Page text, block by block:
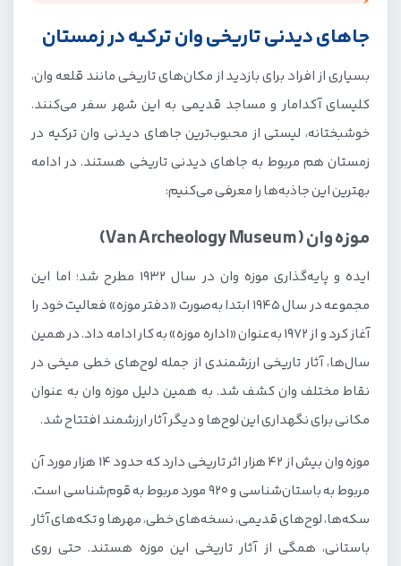
جاهای دیدنی تاریخی وان ترکیه در زمستان
بسیاری از افراد برای بازدید از مکان‌های تاریخی مانند قلعه وان،
کلیسای آکدامار و مساجد قدیمی به این شهر سفر می‌کنند.
خوشبختانه، لیستی از محبوب‌ترین جاهای دیدنی وان ترکیه در
زمستان هم مربوط به جاهای دیدنی تاریخی هستند. در ادامه
بهترین این جاذبه‌ها را معرفی می‌کنیم:
موزه وان (Van Archeology Museum)
ایده و پایه‌گذاری موزه وان در سال 1932 مطرح شد؛ اما این
مجموعه در سال 1945 ابتدا به‌صورت «دفتر موزه» فعالیت خود را
آغاز کرد و از 1972 به‌عنوان «اداره موزه» به کار ادامه داد. در همین
سال‌ها، آثار تاریخی ارزشمندی از جمله لوح‌های خطی میخی در
نقاط مختلف وان کشف شد. به همین دلیل موزه وان به عنوان
مکانی برای نگهداری این لوح‌ها و دیگر آثار ارزشمند افتتاح شد.
موزه وان بیش از 42 هزار اثر تاریخی دارد که حدود 14 هزار مورد آن
مربوط به باستان‌شناسی و 920 مورد مربوط به قوم‌شناسی است.
سکه‌ها، لوح‌های قدیمی، نسخه‌های خطی، مهرها و تکه‌های آثار
باستانی، همگی از آثار تاریخی این موزه هستند. حتی روی